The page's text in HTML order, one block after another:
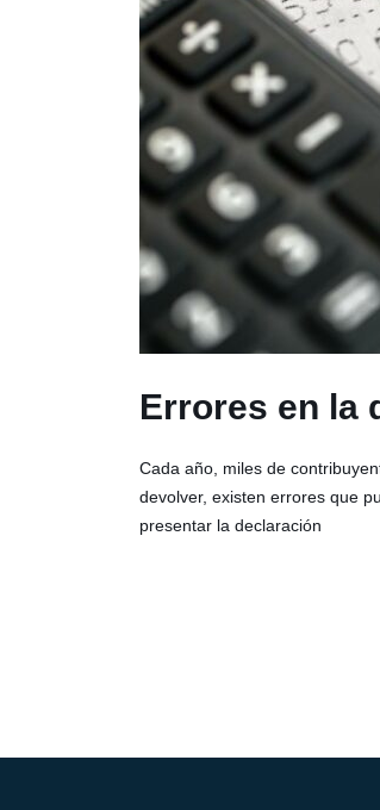
Errores en la
Cada año, miles de
devolver, existen errores que
presentar la declaración